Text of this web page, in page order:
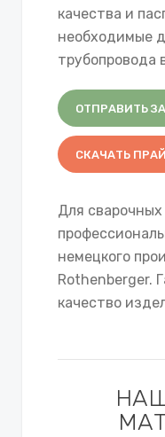
качества и
необходимые
трубопровода
ОТПРАВИТЬ
СКАЧАТЬ
Для
немецкого
Rothenberger.
качество